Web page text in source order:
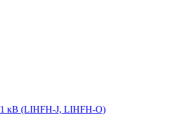
кВ (LIHFH-J, LIHFH-O)